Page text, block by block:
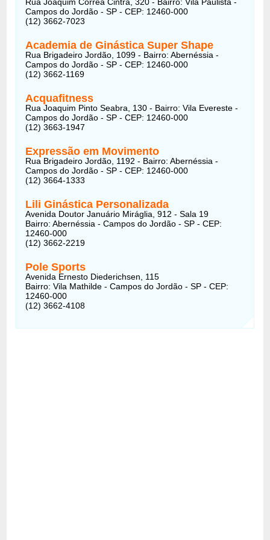
Campos do Jordão - SP - CEP: 12460-000
(12) 3662-7023
Academia de Ginástica Super Shape
Rua Brigadeiro Jordão, 1099 - Bairro: Abernéssia -
Campos do Jordão - SP - CEP: 12460-000
(12) 3662-1169
Acquafitness
Rua Joaquim Pinto Seabra, 130 - Bairro: Vila Evereste -
Campos do Jordão - SP - CEP: 12460-000
(12) 3663-1947
Expressão em Movimento
Rua Brigadeiro Jordão, 1192 - Bairro: Abernéssia -
Campos do Jordão - SP - CEP: 12460-000
(12) 3664-1333
Lili Ginástica Personalizada
Avenida Doutor Januário Miráglia, 912 - Sala 19
Bairro: Abernéssia - Campos do Jordão - SP - CEP:
12460-000
(12) 3662-2219
Pole Sports
Avenida Ernesto Diederichsen, 115
Bairro: Vila Mathilde - Campos do Jordão - SP - CEP:
12460-000
(12) 3662-4108